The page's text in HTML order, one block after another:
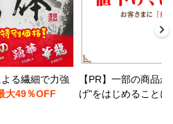
る繊細で力強
大49％OFF
【PR】一部の商品
げ"をはじめること